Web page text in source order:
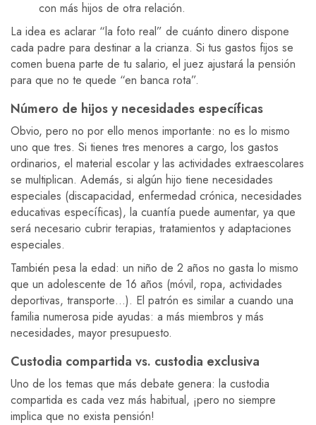
con más hijos de otra relación.
La idea es aclarar “la foto real” de cuánto dinero dispone
cada padre para destinar a la crianza. Si tus gastos fijos se
comen buena parte de tu salario, el juez ajustará la pensión
para que no te quede “en banca rota”.
Número de hijos y necesidades específicas
Obvio, pero no por ello menos importante: no es lo mismo
uno que tres. Si tienes tres menores a cargo, los gastos
ordinarios, el material escolar y las actividades extraescolares
se multiplican. Además, si algún hijo tiene necesidades
especiales (discapacidad, enfermedad crónica, necesidades
educativas específicas), la cuantía puede aumentar, ya que
será necesario cubrir terapias, tratamientos y adaptaciones
especiales.
También pesa la edad: un niño de 2 años no gasta lo mismo
que un adolescente de 16 años (móvil, ropa, actividades
deportivas, transporte…). El patrón es similar a cuando una
familia numerosa pide ayudas: a más miembros y más
necesidades, mayor presupuesto.
Custodia compartida vs. custodia exclusiva
Uno de los temas que más debate genera: la custodia
compartida es cada vez más habitual, ¡pero no siempre
implica que no exista pensión!